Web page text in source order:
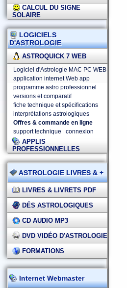
CALCUL DU SIGNE
SOLAIRE
LOGICIELS
D'ASTROLOGIE
ASTROQUICK 7 WEB
Logiciel d'Astrologie MAC PC WEB
application internet Web app
programme astro professionnel
versions et comparatif
fiche technique et spécifications
interprétations astrologiques
Offres & commande en ligne
support technique
connexion
APPLIS
PROFESSIONNELLES
ASTROLOGIE LIVRES & +
LIVRES & LIVRETS PDF
DÉS ASTROLOGIQUES
CD AUDIO MP3
DVD VIDÉO D'ASTROLOGIE
FORMATIONS
Internet Webmaster